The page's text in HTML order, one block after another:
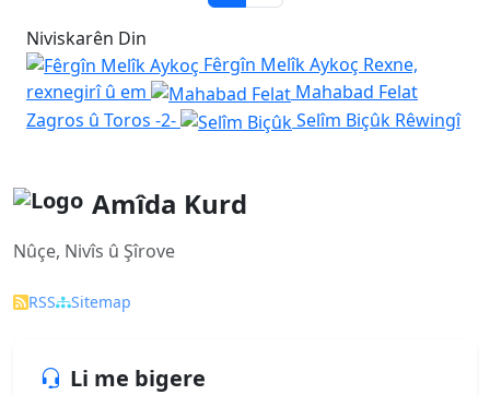
Niviskarên Din
Fêrgîn Melîk Aykoç Rexne,
rexnegirî û em
Mahabad Felat
Zagros û Toros -2-
Selîm Biçûk Rêwingî
Amîda Kurd
Nûçe, Nivîs û Şîrove
RSS Sitemap
Li me bigere